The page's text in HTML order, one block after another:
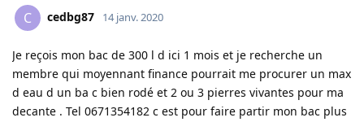
C cedbg87 14 janv. 2020
Je reçois mon bac de 300 l d ici 1 mois et je recherche un
membre qui moyennant finance pourrait me procurer un max
d eau d un ba c bien rodé et 2 ou 3 pierres vivantes pour ma
decante . Tel 0671354182 c est pour faire partir mon bac plus